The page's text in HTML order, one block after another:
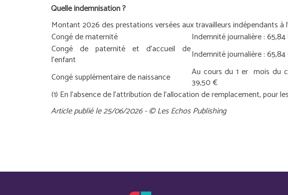
Quelle indemnisation ?
Montant 2026 des prestations versées aux travailleurs indépendants à
Congé de maternité
Indemnité journalière :
Congé de paternité et d’accueil de
l’enfant
Indemnité journalière :
Congé supplémentaire de naissance
Au cours du 1 er mois du
39,50 €
(1) En l’absence de l’attribution de l’allocation de remplacement, pour
Article publié le 25/06/2026 - © Les Echos Publishing